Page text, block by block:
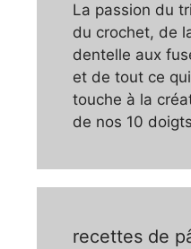
La passion du
du crochet, de
dentelle aux
et de tout ce qui
touche à la
de nos 10
recettes de